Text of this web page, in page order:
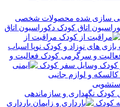
محصولات شخصی
دکوراسیون اتاق
مراقبت از
اسباب
فعالیت و
وسایل سفر کودک
کالسکه و لوازم جانبی
نگهداری و سازماندهی
کودک
بارداری